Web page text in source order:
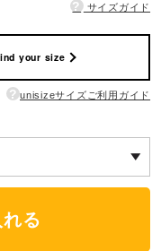
? サイズガイド
your size
? unisizeサイズご利用ガイド
る